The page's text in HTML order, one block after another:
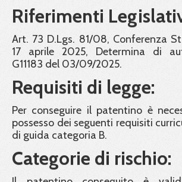
Riferimenti
Art. 73 D.Lgs. 81/08, Conferenza
17 aprile 2025, Determina di
G11183 del 03/09/2025.
Requisiti di legge:
Per conseguire il patentino è
possesso dei seguenti requisiti
di guida categoria B.
Categorie di rischio: